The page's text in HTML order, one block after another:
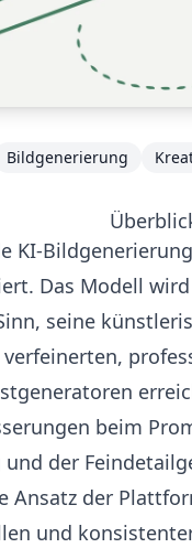
Bildgenerierung
KI-
Das Modell
seine
beim
der
Ansatz der
und